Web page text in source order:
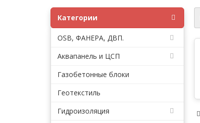
Категории
OSB, ФАНЕРА, ДВП.
Аквапанель и ЦСП
Газобетонные блоки
Геотекстиль
Гидроизоляция